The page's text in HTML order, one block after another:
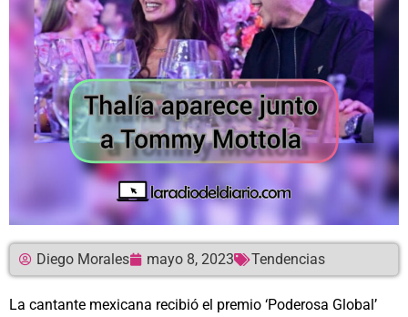
Diego Morales mayo 8, 2023 Tendencias
La cantante mexicana recibió el premio ‘Poderosa Global’